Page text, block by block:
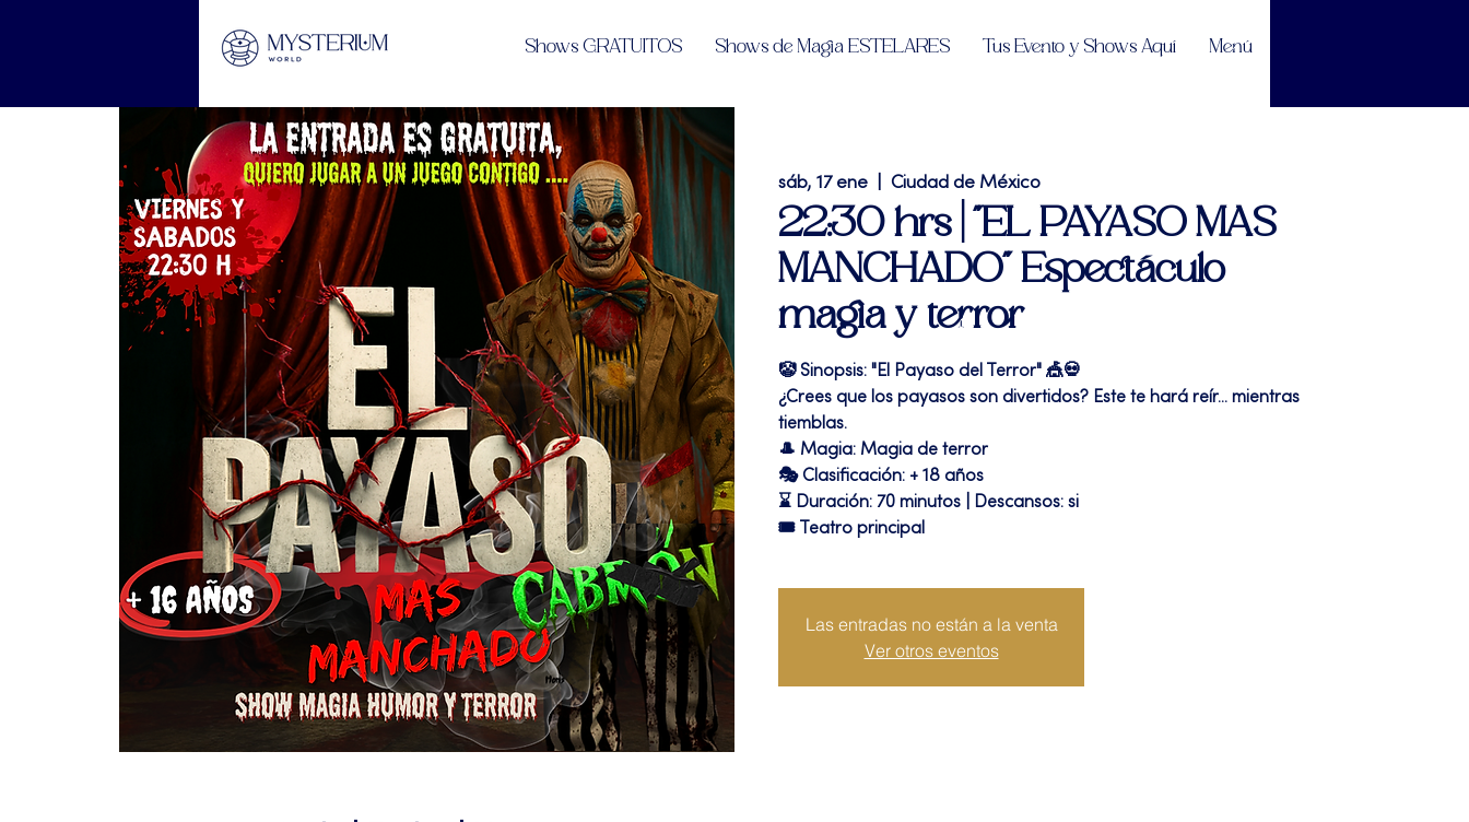
Shows GRATUITOS Shows de Magia ESTELARES Tus Evento y Shows Aquí Menú
sáb, 17 ene Ciudad de México
22:30 hrs | "EL PAYASO MAS
MANCHADO" Espectáculo
magia y terror
🤡 Sinopsis: "El Payaso del Terror" 🎪💀
¿Crees que los payasos son divertidos? Este te hará reír... mientras
tiemblas.
🎩 Magia: Magia de terror
🎭 Clasificación: + 18 años
⌛ Duración: 70 minutos | Descansos: si
🎟 Teatro principal
Las entradas no están a la venta
Ver otros eventos